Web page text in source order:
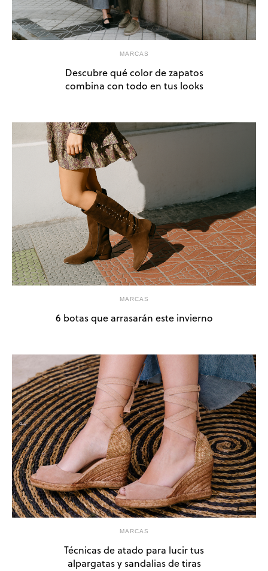
MARCAS
Descubre qué color de zapatos
combina con todo en tus looks
MARCAS
6 botas que arrasarán este invierno
MARCAS
Técnicas de atado para lucir tus
alpargatas y sandalias de tiras